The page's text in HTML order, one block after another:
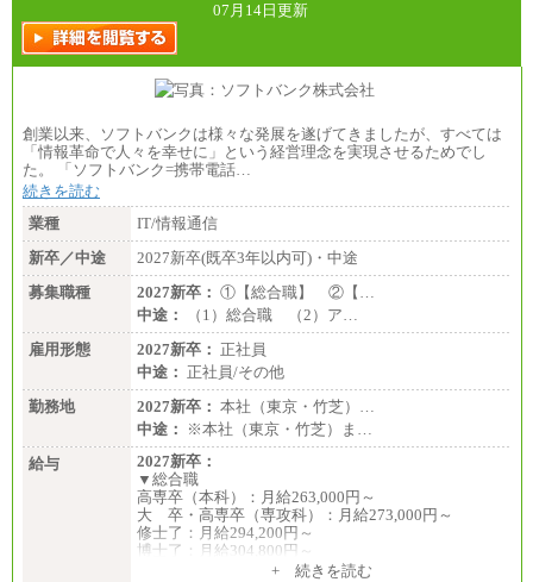
07月14日更新
創業以来、ソフトバンクは様々な発展を遂げてきましたが、すべては
「情報革命で人々を幸せに」という経営理念を実現させるためでし
た。 「ソフトバンク=携帯電話…
続きを読む
業種
IT/情報通信
新卒／中途
2027新卒(既卒3年以内可)・中途
募集職種
2027新卒： ①【総合職】 ②【…
中途：
（1）総合職 （2）ア…
雇用形態
2027新卒： 正社員
中途： 正社員/その他
勤務地
2027新卒： 本社（東京・竹芝）…
中途：
※本社（東京・竹芝）ま…
給与
2027新卒：
▼総合職
高専卒（本科）：月給263,000円～
大 卒・高専卒（専攻科）：月給273,000円～
修士了：月給294,200円～
博士了：月給304,800円～
+ 続きを読む